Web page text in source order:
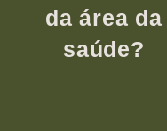
da área da
saúde?